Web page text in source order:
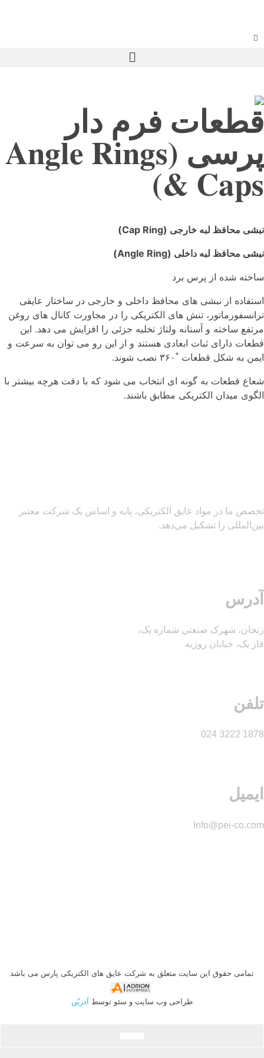
قطعات فرم دار
پرسی (Angle Rings
& Caps)
نبشی محافظ لبه خارجی (Cap Ring)
نبشی محافظ لبه داخلی (Angle Ring)
ساخته شده از پرس برد
استفاده از نبشی های محافظ داخلی و خارجی در ساختار عایقی
ترانسفورماتور، تنش های الکتریکی را در مجاورت کانال های روغن
مرتفع ساخته و آستانه ولتاژ تخلیه جزئی را افزایش می دهد. این
قطعات دارای ثبات ابعادی هستند و از این رو می توان به سرعت و
ایمن به شکل قطعات ˚۳۶۰ نصب شوند.
شعاع قطعات به گونه ای انتخاب می شود که با دقت هرچه بیشتر با
الگوی میدان الکتریکی مطابق باشند.
تخصص ما در مواد عایق الکتریکی، پایه و اساس یک شرکت معتبر
بین‌المللی را تشکیل می‌دهد.
آدرس
زنجان، شهرک صنعتي شماره یک،
فاز يک، خيابان روزبه
تلفن
1878 3222 024
ایمیل
Info@pei-co.com
تمامی حقوق این سایت متعلق به شرکت عایق های الکتریکی پارس می باشد
طراحی وب سایت و سئو توسط آدریُن